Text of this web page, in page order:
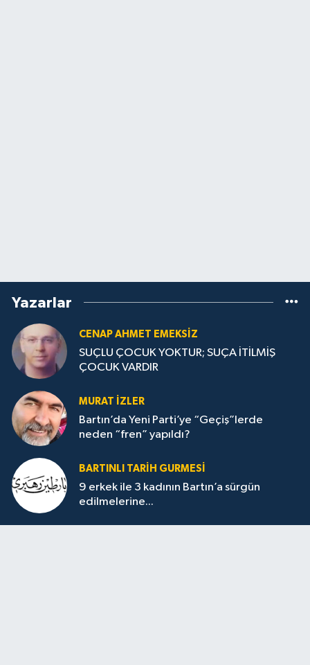
Yazarlar
CENAP AHMET EMEKSİZ
SUÇLU ÇOCUK YOKTUR; SUÇA İTİLMİŞ
ÇOCUK VARDIR
MURAT İZLER
Bartın’da Yeni Parti’ye “Geçiş”lerde
neden “fren” yapıldı?
BARTINLI TARIH GURMESI
9 erkek ile 3 kadının Bartın’a sürgün
edilmelerine...